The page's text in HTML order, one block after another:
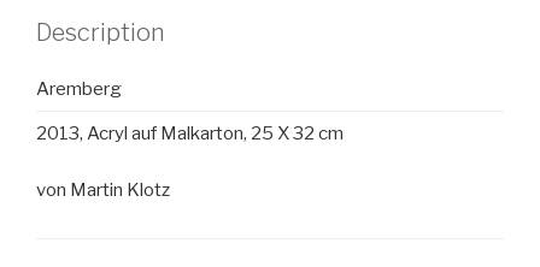
Description
Aremberg
2013, Acryl auf Malkarton, 25 X 32 cm
von Martin Klotz